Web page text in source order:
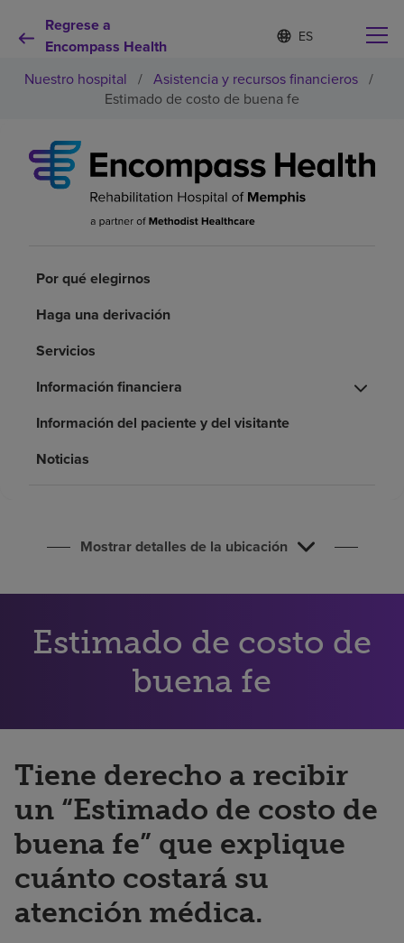
Regrese a
Encompass Health
Lista
de
contraída
d
o
m
e
c
Por qué debe elegirnos
Recursos de salud
Buscar un centro
Pagar mi factura
Nuestro hospital / Asistencia y recursos financieros /
Estimado de costo de buena fe
Por qué elegirnos
Haga una derivación
Servicios
Información financiera
Información del paciente y del visitante
Noticias
Mostrar detalles de la ubicación
Estimado de costo de
buena fe
Tiene derecho a recibir
un “Estimado de costo de
buena fe” que explique
cuánto costará su
atención médica.